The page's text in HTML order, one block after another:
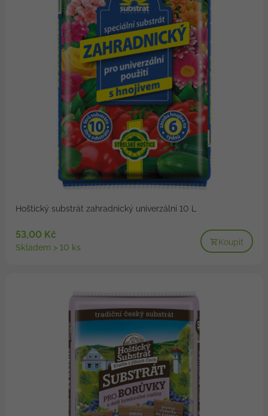
Hoštický substrát zahradnický univerzální 10 L
53,00 Kč
Skladem > 10 ks
Koupit